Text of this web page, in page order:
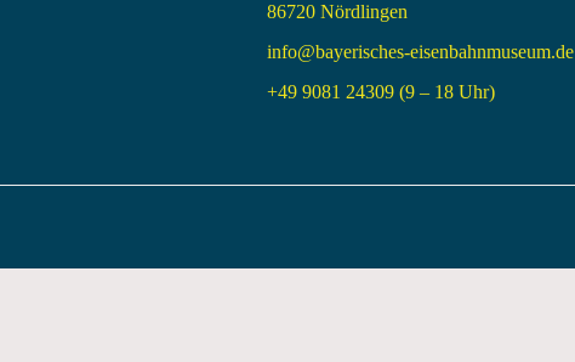
86720 Nördlingen
info@bayerisches-eisenbahnmuseum.de
+49 9081 24309 (9 – 18 Uhr)